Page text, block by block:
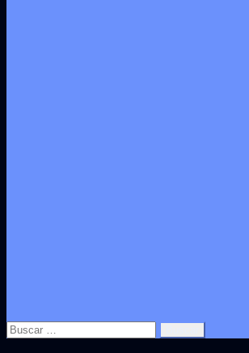
Buscar: